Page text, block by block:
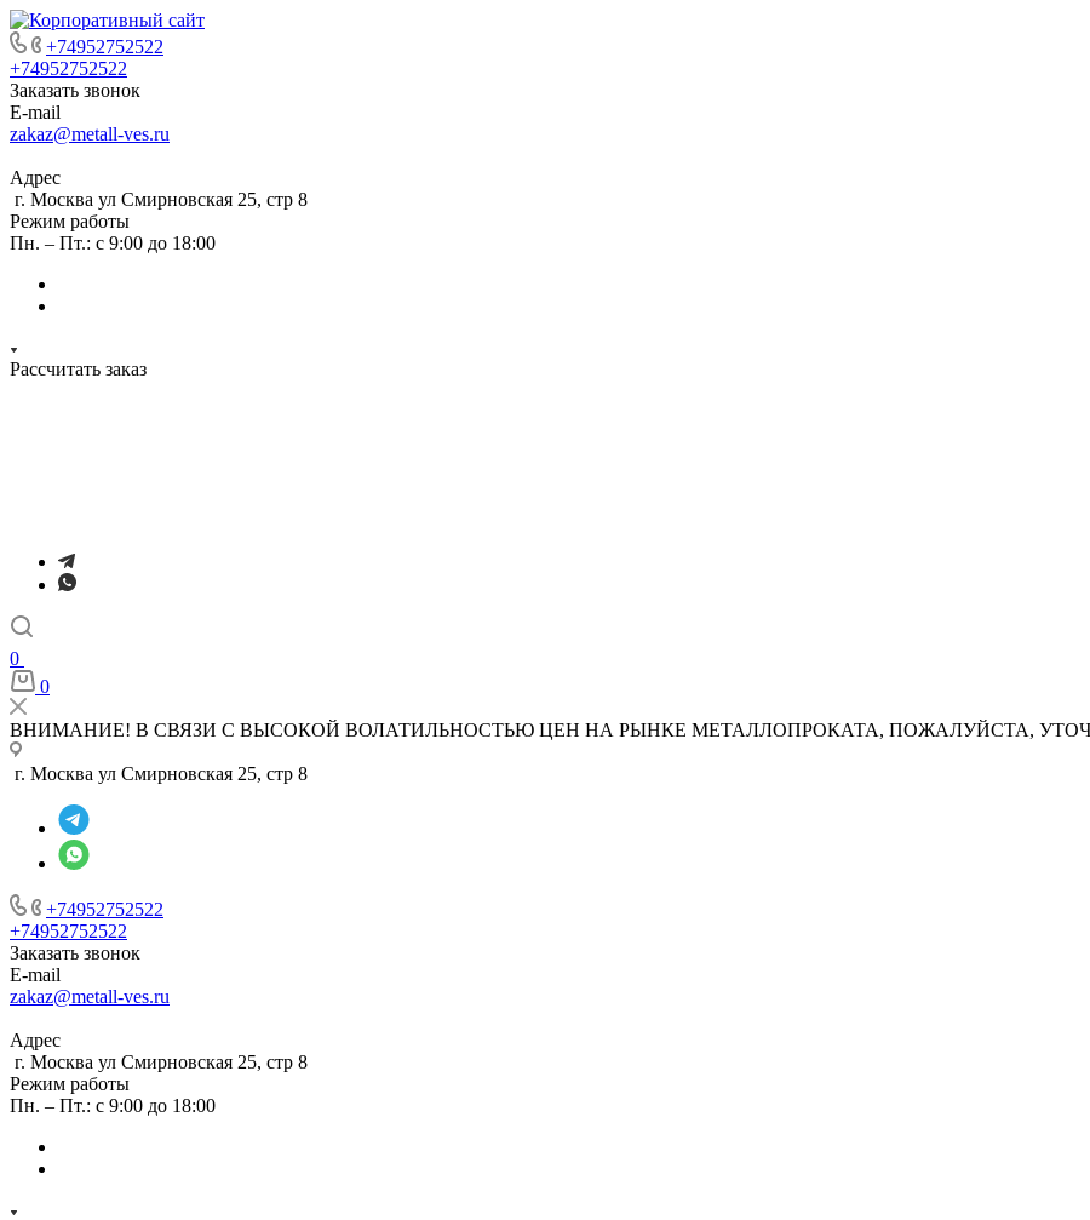
+74952752522
+74952752522
Заказать звонок
E-mail
zakaz@metall-ves.ru
Адрес
г. Москва ул Смирновская 25, стр 8
Режим работы
Пн. – Пт.: с 9:00 до 18:00
Рассчитать заказ
0
0
ВНИМАНИЕ! В СВЯЗИ С ВЫСОКОЙ ВОЛАТИЛЬНОСТЬЮ ЦЕН НА РЫНКЕ МЕТАЛЛОПРОКАТА, ПОЖАЛУЙСТА,
г. Москва ул Смирновская 25, стр 8
+74952752522
+74952752522
Заказать звонок
E-mail
zakaz@metall-ves.ru
Адрес
г. Москва ул Смирновская 25, стр 8
Режим работы
Пн. – Пт.: с 9:00 до 18:00